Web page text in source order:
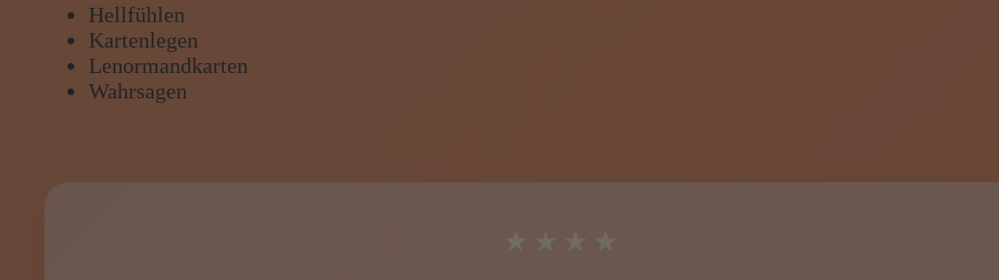
Hellfühlen
Kartenlegen
Lenormandkarten
Wahrsagen